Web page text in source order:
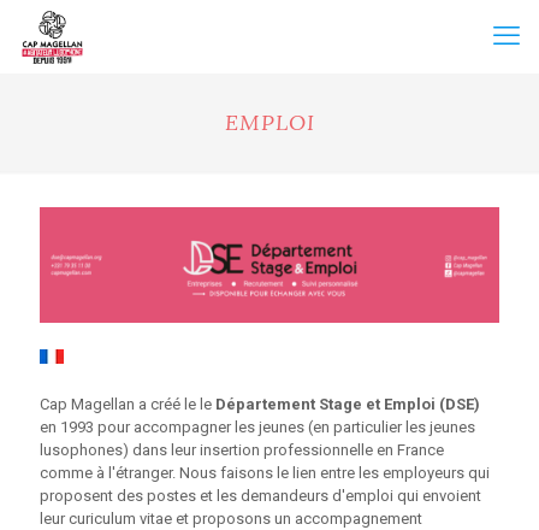
EMPLOI
Cap Magellan a créé le le Département Stage et Emploi (DSE)
en 1993 pour accompagner les jeunes (en particulier les jeunes
lusophones) dans leur insertion professionnelle en France
comme à l'étranger. Nous faisons le lien entre les employeurs qui
proposent des postes et les demandeurs d'emploi qui envoient
leur curiculum vitae et proposons un accompagnement